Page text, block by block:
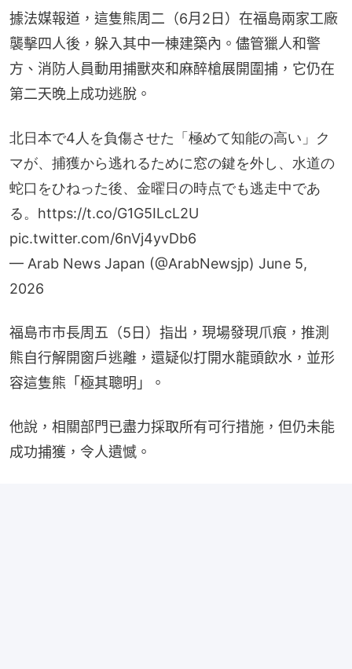
據法媒報道，這隻熊周二（6月2日）在福島兩家工廠
襲擊四人後，躲入其中一棟建築內。儘管獵人和警
方、消防人員動用捕獸夾和麻醉槍展開圍捕，它仍在
第二天晚上成功逃脫。
北日本で4人を負傷させた「極めて知能の高い」ク
マが、捕獲から逃れるために窓の鍵を外し、水道の
蛇口をひねった後、金曜日の時点でも逃走中であ
る。 https://t.co/G1G5ILcL2U
pic.twitter.com/6nVj4yvDb6
— Arab News Japan (@ArabNewsjp) June 5,
2026
福島市市長周五（5日）指出，現場發現爪痕，推測
熊自行解開窗戶逃離，還疑似打開水龍頭飲水，並形
容這隻熊「極其聰明」。
他說，相關部門已盡力採取所有可行措施，但仍未能
成功捕獲，令人遺憾。